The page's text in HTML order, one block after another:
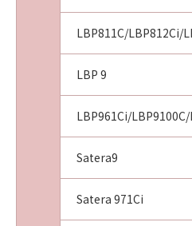
Shimomaruko 3-
8501, Japan.
本契約書中で定義される
意味し、指し示すものと
11．分離可能性
本契約書のいずれかの条
律により無効であると
の他の条項は完全に有効
す。
LBP811C/LBP812Ci/
LBP 9
LBP961Ci/
Satera9
Satera 971Ci